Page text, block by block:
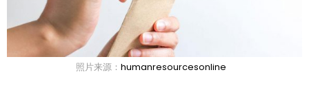
照片来源： humanresourcesonline